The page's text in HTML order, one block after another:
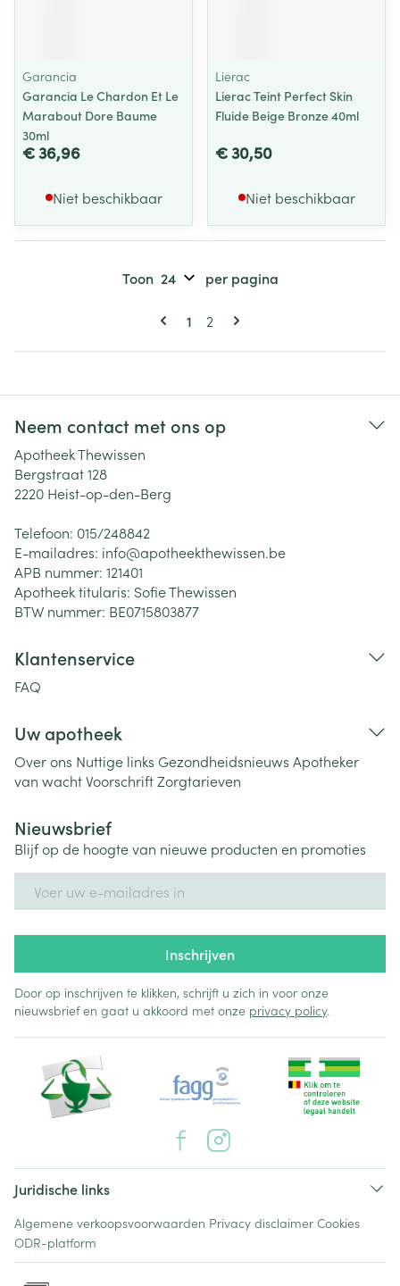
Garancia
Garancia Le Chardon Et Le
Marabout Dore Baume
30ml
€ 36,96
Niet beschikbaar
Lierac
Lierac Teint Perfect Skin
Fluide Beige Bronze 40ml
€ 30,50
Niet beschikbaar
Pagina's
U lees momenteel pagina
1 Pagina
2
Toon per pagina
Neem contact met ons op
Apotheek Thewissen
Bergstraat 128
2220 Heist-op-den-Berg
Telefoon: 015/248842
E-mailadres: info@apotheekthewissen.be
APB nummer: 121401
Apotheek titularis: Sofie Thewissen
BTW nummer: BE0715803877
Klantenservice
FAQ
Uw apotheek
Over ons Nuttige links Gezondheidsnieuws Apotheker
van wachtVoorschriftZorgtarieven
Nieuwsbrief
Blijf op de hoogte van nieuwe producten en promoties
Inschrijven
Door op inschrijven te klikken, schrijft u zich in voor onze
nieuwsbrief en gaat u akkoord met onze privacy policy.
Juridische links
Algemene verkoopsvoorwaarden Privacy disclaimer Cookies
ODR-platform